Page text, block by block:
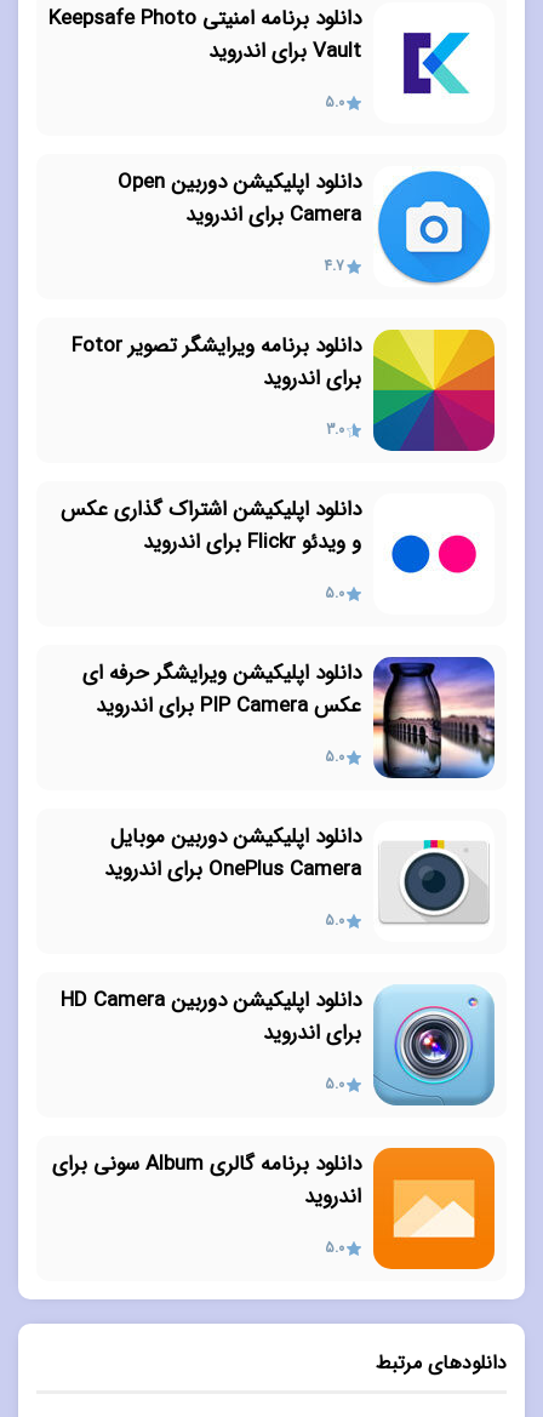
دانلودهای مرتبط
دانلود برنامه امنیتی Keepsafe Photo
Vault برای اندروید
5.0
دانلود اپلیکیشن دوربین Open
Camera برای اندروید
4.7
دانلود برنامه ویرایشگر تصویر Fotor
برای اندروید
3.0
دانلود اپلیکیشن اشتراک گذاری عکس
و ویدئو Flickr برای اندروید
5.0
دانلود اپلیکیشن ویرایشگر حرفه ای
عکس PIP Camera برای اندروید
5.0
دانلود اپلیکیشن دوربین موبایل
OnePlus Camera برای اندروید
5.0
دانلود اپلیکیشن دوربین HD Camera
برای اندروید
5.0
دانلود برنامه گالری Album سونی برای
اندروید
5.0